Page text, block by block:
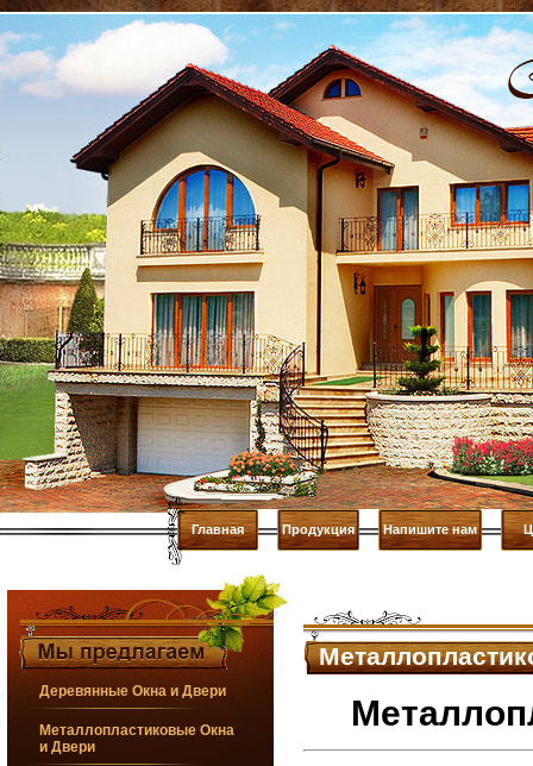
Главная Продукция Напишите нам
Деревянные Окна и Двери
Металлопластиковые Окна
и Двери